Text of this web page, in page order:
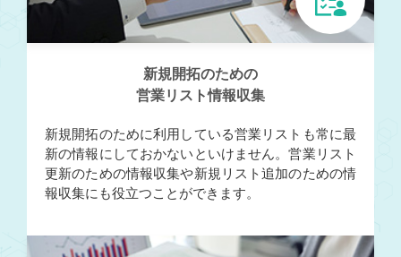
新規開拓のための
営業リスト情報収集
新規開拓のために利用している営業リストも常に最
新の情報にしておかないといけません。営業リスト
更新のための情報収集や新規リスト追加のための情
報収集にも役立つことができます。